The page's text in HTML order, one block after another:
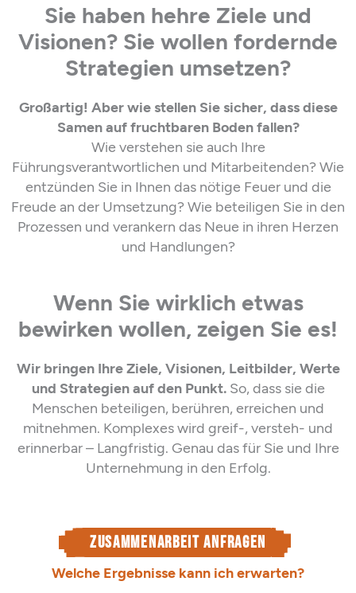
Sie haben hehre Ziele und
Visionen? Sie wollen fordernde
Strategien umsetzen?
Großartig! Aber wie stellen Sie sicher, dass diese
Samen auf fruchtbaren Boden fallen?
Wie verstehen sie auch Ihre
Führungsverantwortlichen und Mitarbeitenden? Wie
entzünden Sie in Ihnen das nötige Feuer und die
Freude an der Umsetzung? Wie beteiligen Sie in den
Prozessen und verankern das Neue in ihren Herzen
und Handlungen?
Wenn Sie wirklich etwas
bewirken wollen, zeigen Sie es!
Wir bringen Ihre Ziele, Visionen, Leitbilder, Werte
und Strategien auf den Punkt.So, dass sie die
Menschen beteiligen, berühren, erreichen und
mitnehmen. Komplexes wird greif-, versteh- und
erinnerbar – Langfristig. Genau das für Sie und Ihre
Unternehmung in den Erfolg.
Zusammenarbeit anfragen
Welche Ergebnisse kann ich erwarten?